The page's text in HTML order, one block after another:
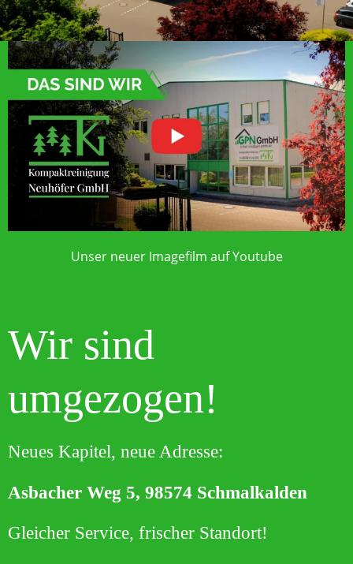
Unser neuer Imagefilm auf Youtube
Wir sind
umgezogen!
Neues Kapitel, neue Adresse:
Asbacher Weg 5, 98574 Schmalkalden
Gleicher Service, frischer Standort!